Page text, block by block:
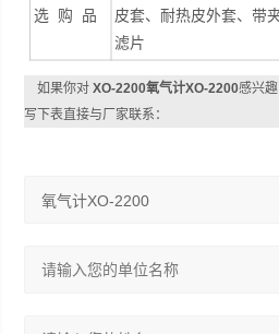
选 购 品
皮套、耐热皮外套、带
滤片
如果你对XO-2200氧气计XO-2200感兴
写下表直接与厂家联系：